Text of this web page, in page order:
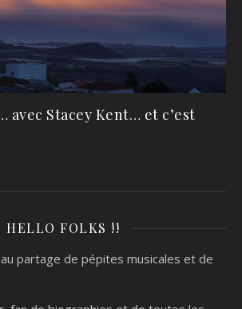
avec Stacey Kent… et c’est
HELLO FOLKS !!
partage de pépites musicales et de